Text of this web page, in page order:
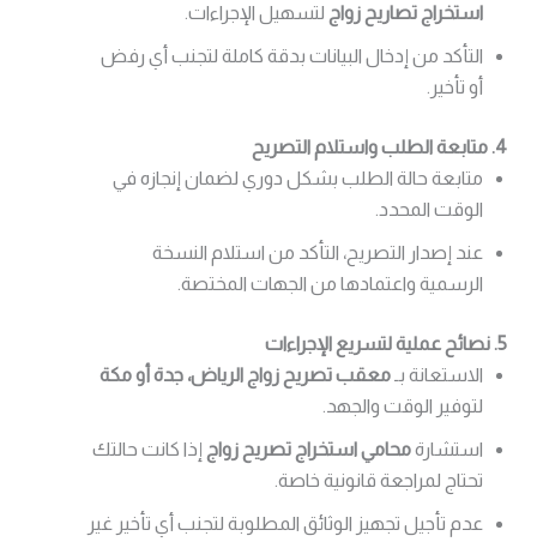
استخراج تصاريح زواج لتسهيل الإجراءات.
التأكد من إدخال البيانات بدقة كاملة لتجنب أي رفض
أو تأخير.
4. متابعة الطلب واستلام التصريح
متابعة حالة الطلب بشكل دوري لضمان إنجازه في
الوقت المحدد.
عند إصدار التصريح، التأكد من استلام النسخة
الرسمية واعتمادها من الجهات المختصة.
5. نصائح عملية لتسريع الإجراءات
الاستعانة بـ معقب تصريح زواج الرياض، جدة أو مكة
لتوفير الوقت والجهد.
استشارةمحامي استخراج تصريح زواج إذا كانت حالتك
تحتاج لمراجعة قانونية خاصة.
عدم تأجيل تجهيز الوثائق المطلوبة لتجنب أي تأخير غير